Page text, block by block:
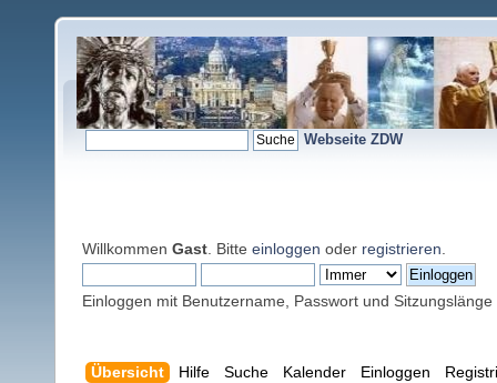
Webseite ZDW
Willkommen Gast . Bitte einloggen oder registrieren
Einloggen mit Benutzername, Passwort und Sitzungslänge
Übersicht Hilfe Suche Kalender Einloggen